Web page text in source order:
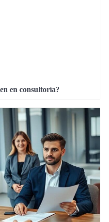
en consultoría?